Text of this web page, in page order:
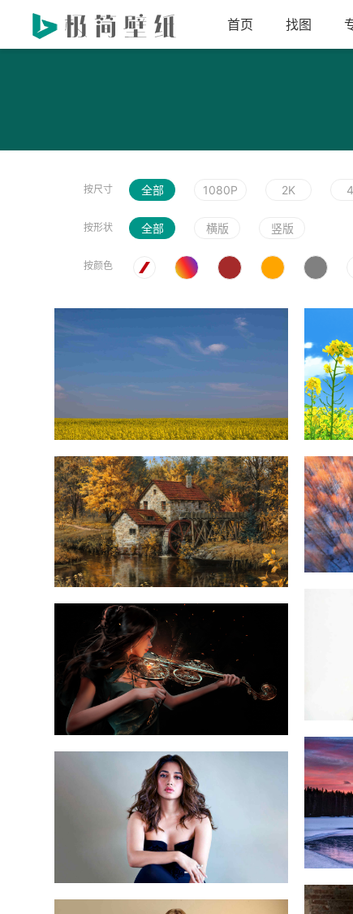
首页 找图
按尺寸 全部 1080P 2K
按形状 全部 横版 竖版
按颜色